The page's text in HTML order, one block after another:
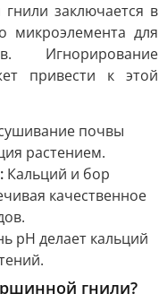
заключается в
микроэлемента для
Игнорирование
привести к этой
почвы
растением.
Кальций и бор
качественное
pH делает кальций
гнили?